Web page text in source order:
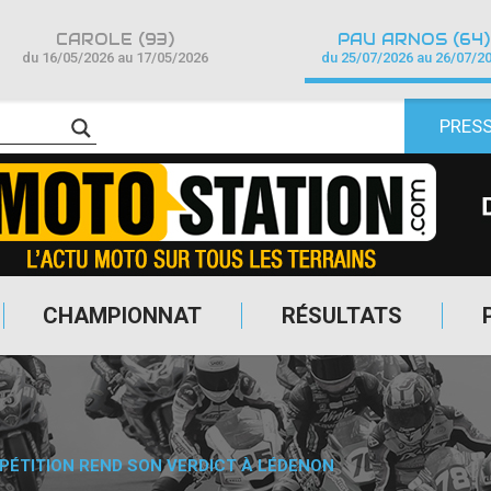
CHAMPIONNAT RÉSULTATS
CAROLE (93)
du 16/05/2026 au 17/05/2026
PAU ARNOS (64)
du 25/07/2026 au 26/07/
REND SON VERDICT À LÉDENON